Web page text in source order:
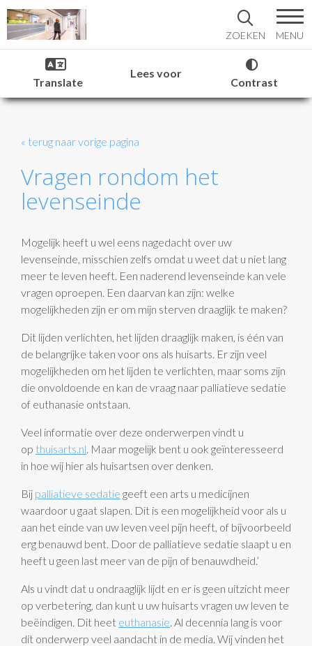
ZOEKEN MENU
Translate
Lees voor
Contrast
« terug naar vorige pagina
Vragen rondom het
levenseinde
Mogelijk heeft u wel eens nagedacht over uw
levenseinde, misschien zelfs omdat u weet dat u niet lang
meer te leven heeft. Een naderend levenseinde kan vele
vragen oproepen. Een daarvan kan zijn: welke
mogelijkheden zijn er om mijn sterven draaglijk te maken?
Dit lijden verlichten, het lijden draaglijk maken, is één van
de belangrijke taken voor ons als huisarts. Er zijn veel
mogelijkheden om het lijden te verlichten, maar soms zijn
die onvoldoende en kan de vraag naar palliatieve sedatie
of euthanasie ontstaan.
Veel informatie over deze onderwerpen vindt u
op thuisarts.nl. Maar mogelijk bent u ook geïnteresseerd
in hoe wij hier als huisartsen over denken.
Bij palliatieve sedatie geeft een arts u medicijnen
waardoor u gaat slapen. Dit is een mogelijkheid voor als u
aan het einde van uw leven veel pijn heeft, of bijvoorbeeld
erg benauwd bent. Door de palliatieve sedatie slaapt u en
heeft u geen last meer van de pijn of benauwdheid.’
Als u vindt dat u ondraaglijk lijdt en er is geen uitzicht meer
op verbetering, dan kunt u uw huisarts vragen uw leven te
beëindigen. Dit heet euthanasie. Al decennia lang is voor
dit onderwerp veel aandacht in de media. Wij vinden het